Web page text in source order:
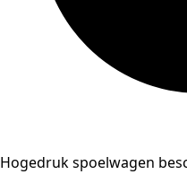
Hogedruk spoelwagen